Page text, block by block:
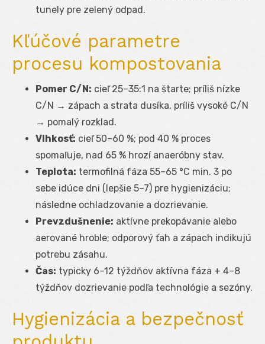
tunely pre zelený odpad.
Kľúčové parametre
procesu kompostovania
Pomer C/N: cieľ 25–35:1 na štarte; príliš nízke
C/N → zápach a strata dusíka, príliš vysoké C/N
→ pomalý rozklad.
Vlhkosť: cieľ 50–60 %; pod 40 % proces
spomaľuje, nad 65 % hrozí anaeróbny stav.
Teplota: termofilná fáza 55–65 °C min. 3 po
sebe idúce dni (lepšie 5–7) pre hygienizáciu;
následne ochladzovanie a dozrievanie.
Prevzdušnenie: aktívne prekopávanie alebo
aerované hroble; odporový ťah a zápach indikujú
potrebu zásahu.
Čas: typicky 6–12 týždňov aktívna fáza + 4–8
týždňov dozrievanie podľa technológie a sezóny.
Hygienizácia a bezpečnosť